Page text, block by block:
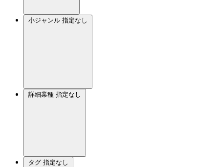
小ジャンル 指定なし
詳細業種 指定なし
タグ 指定なし